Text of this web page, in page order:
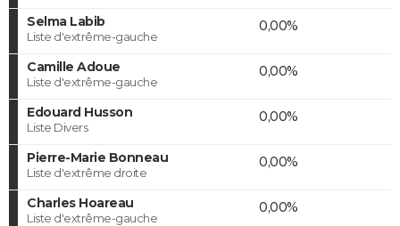
Selma Labib
Liste d'extrême-gauche
0,00%
Camille Adoue
Liste d'extrême-gauche
0,00%
Edouard Husson
Liste Divers
0,00%
Pierre-Marie Bonneau
Liste d'extrême droite
0,00%
Charles Hoareau
Liste d'extrême-gauche
0,00%